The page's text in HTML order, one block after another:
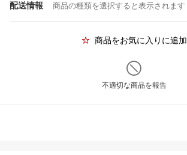
配送情報 商品の種類を選択すると表示されます
商品をお気に入りに追加
不適切な商品を報告